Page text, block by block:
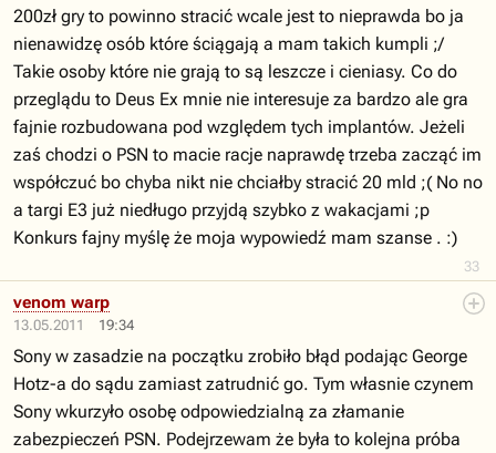
33
200zł gry to powinno stracić wcale jest to nieprawda bo ja
nienawidzę osób które ściągają a mam takich kumpli ;/
Takie osoby które nie grają to są leszcze i cieniasy. Co do
przeglądu to Deus Ex mnie nie interesuje za bardzo ale gra
fajnie rozbudowana pod względem tych implantów. Jeżeli
zaś chodzi o PSN to macie racje naprawdę trzeba zacząć im
współczuć bo chyba nikt nie chciałby stracić 20 mld ;( No no
a targi E3 już niedługo przyjdą szybko z wakacjami ;p
Konkurs fajny myślę że moja wypowiedź mam szanse . :)
13.05.2011 19:34
venom warp
Sony w zasadzie na początku zrobiło błąd podając George
Hotz-a do sądu zamiast zatrudnić go. Tym własnie czynem
Sony wkurzyło osobę odpowiedzialną za złamanie
zabezpieczeń PSN. Podejrzewam że była to kolejna próba